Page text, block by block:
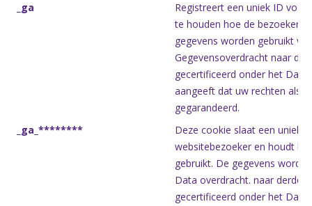
_ga
Registreert een uniek ID
te houden hoe de bezoeker
gegevens worden gebruikt
Gegevensoverdracht naar
gecertificeerd onder het
aangeeft dat uw rechten als
gegarandeerd.
_ga_********
Deze cookie slaat een uniek
websitebezoeker en houdt
gebruikt. De gegevens
Data overdracht. naar derde
gecertificeerd onder het